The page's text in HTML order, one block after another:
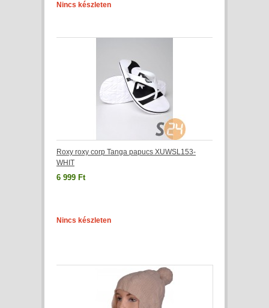
Nincs készleten
Roxy roxy corp Tanga papucs XUWSL153-
WHIT
6 999 Ft
Nincs készleten